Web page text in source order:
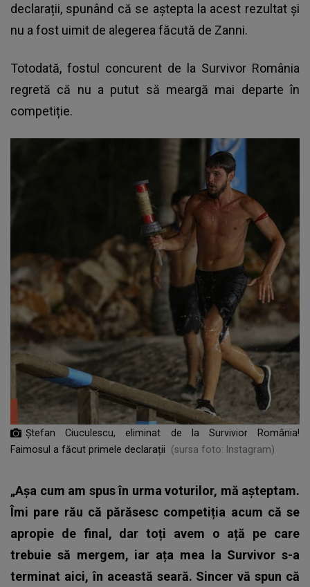
declarații, spunând că se aștepta la acest rezultat și
nu a fost uimit de alegerea făcută de Zanni.
Totodată, fostul concurent de la Survivor România
regretă că nu a putut să meargă mai departe în
competiție.
Ștefan Ciuculescu, eliminat de la Survivior România!
Faimosul a făcut primele declarații
(sursa foto: Instagram)
„Așa cum am spus în urma voturilor, mă așteptam.
Îmi pare rău că părăsesc competiția acum că se
apropie de final, dar toți avem o ață pe care
trebuie să mergem, iar ața mea la Survivor s-a
terminat aici, în această seară. Sincer vă spun că